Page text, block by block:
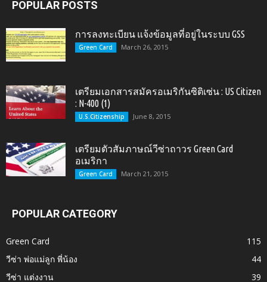
POPULAR POSTS
การลงทะเบียน แจ้งข้อมูลที่อยู่ในระบบ GSS
Green Card March 26, 2015
เตรียมเอกสารสมัครอเมริกันซิติเซ่น : US Citizen
: N-400 (1)
U.S.Citizenship June 8, 2015
เตรียมตัวสัมภาษณ์วีซ่าถาวร Green Card
อเมริกา
Green Card March 21, 2015
POPULAR CATEGORY
Green Card
115
วีซ่า พ่อแม่ลูก พี่น้อง
44
วีซ่า แต่งงาน
39